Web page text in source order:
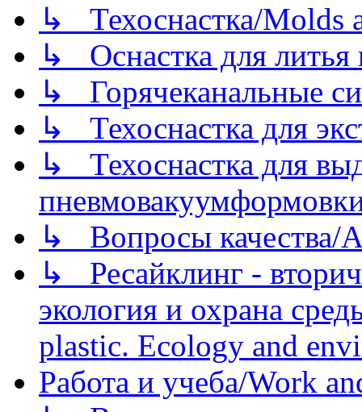
↳ Техоснастка/Molds
↳ Оснастка для литья
↳ Горячеканальные
↳ Техоснастка для
↳ Техоснастка для
↳ Вопросы качества/
↳ Ресайклинг -
экология и охрана
plastic. Ecology and
Работа и учеба/Work